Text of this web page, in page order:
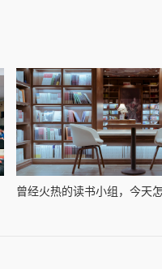
曾经火热的读书小组，今天